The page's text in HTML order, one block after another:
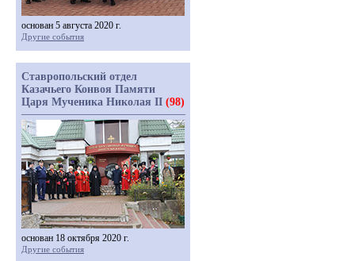
основан 5 августа 2020 г.
Другие события
Ставропольский отдел
Казачьего Конвоя Памяти
Царя Мученика Николая II (98)
основан 18 октября 2020 г.
Другие события